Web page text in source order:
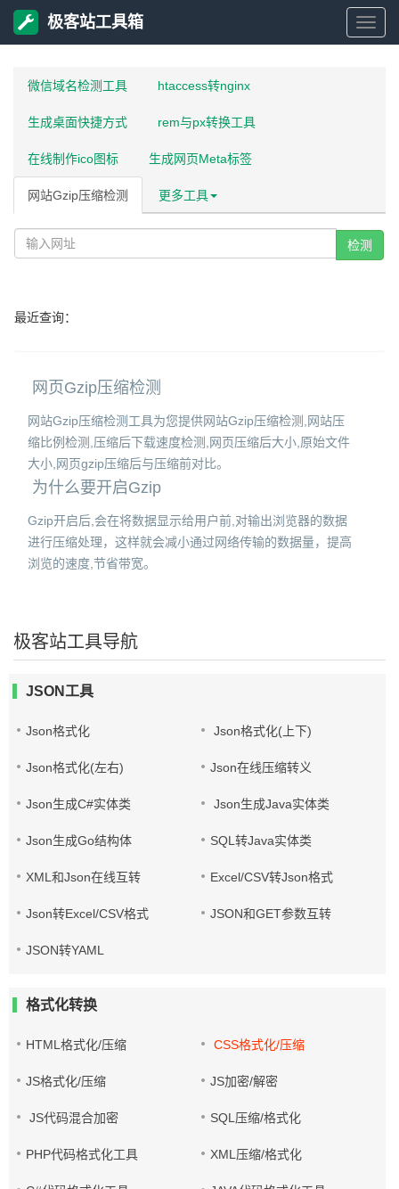
极
具
箱
极客站工具箱
微信域名检测工具 htaccess转nginx
生成桌面快捷方式 rem与px转换工具
在线制作ico图标 生成网页Meta标签
网站Gzip压缩检测 更多工具
检测
最近查询：
网页Gzip压缩检测
网站Gzip压缩检测工具为您提供网站Gzip压缩检测,网站压
缩比例检测,压缩后下载速度检测,网页压缩后大小,原始文件
大小,网页gzip压缩后与压缩前对比。
为什么要开启Gzip
Gzip开启后,会在将数据显示给用户前,对输出浏览器的数据
进行压缩处理，这样就会减小通过网络传输的数据量，提高
浏览的速度,节省带宽。
极客站工具导航
JSON工具
Json格式化 Json格式化(上下)
Json格式化(左右) Json在线压缩转义
Json生成C#实体类 Json生成Java实体类
Json生成Go结构体 SQL转Java实体类
XML和Json在线互转 Excel/CSV转Json格式
Json转Excel/CSV格式 JSON和GET参数互转
JSON转YAML
格式化转换
HTML格式化/压缩 CSS格式化/压缩
JS格式化/压缩 JS加密/解密
JS代码混合加密 SQL压缩/格式化
PHP代码格式化工具 XML压缩/格式化